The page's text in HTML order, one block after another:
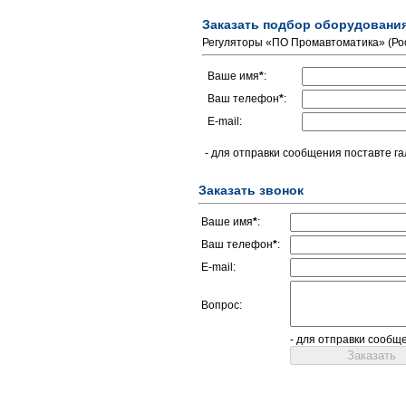
Заказать подбор
Регуляторы «ПО Промавтоматика»
Ваше имя*:
Ваш телефон*:
E-mail:
- для отправки сообщения поставте
Заказать звонок
Ваше имя*:
Ваш телефон*:
E-mail:
Вопрос:
- для отправки